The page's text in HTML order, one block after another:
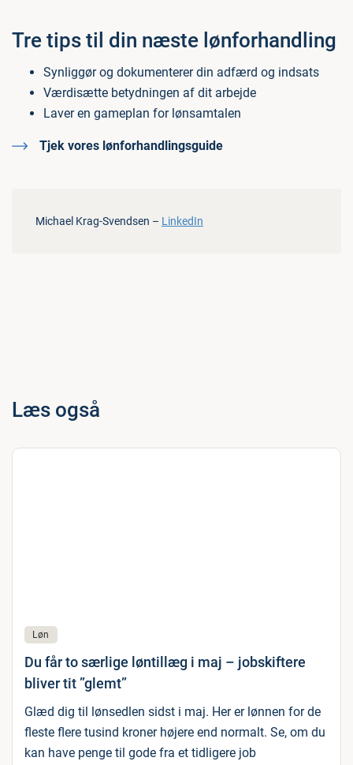
Tre tips til din næste lønforhandling
Synliggør og dokumenterer din adfærd og indsats
Værdisætte betydningen af dit arbejde
Laver en gameplan for lønsamtalen
Tjek vores lønforhandlingsguide
Michael Krag-Svendsen – LinkedIn
Læs også
Løn
Du får to særlige løntillæg i maj – jobskiftere
bliver tit ”glemt”
Glæd dig til lønsedlen sidst i maj. Her er lønnen for de
fleste flere tusind kroner højere end normalt. Se, om du
kan have penge til gode fra et tidligere job